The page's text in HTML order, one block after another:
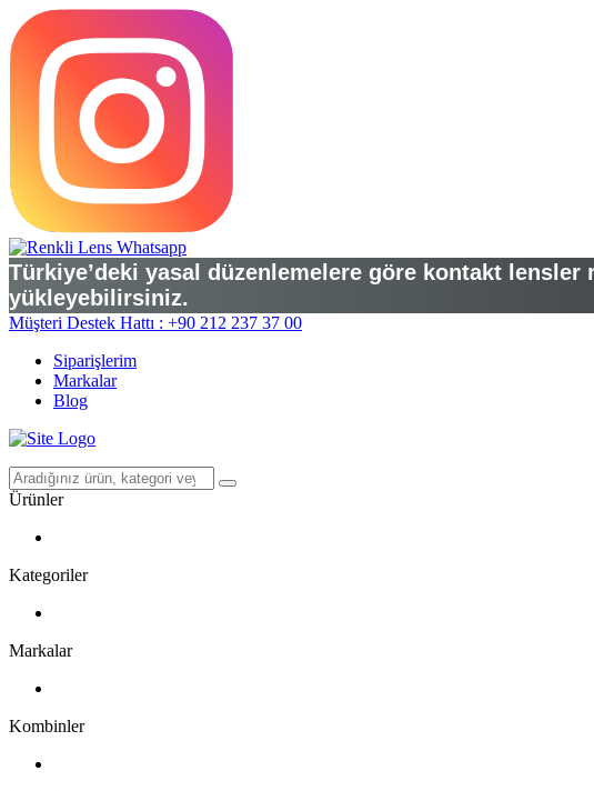
Türkiye’deki yasal düzenlemelere göre kontakt lensler
yükleyebilirsiniz.
Müşteri Destek Hattı : +90 212 237 37 00
Siparişlerim
Markalar
Blog
Ürünler
Kategoriler
Markalar
Kombinler